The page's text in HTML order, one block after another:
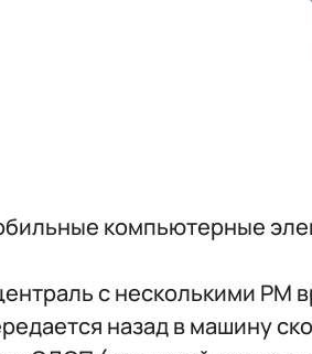
компьютерные
с несколькими РМ
назад в машину